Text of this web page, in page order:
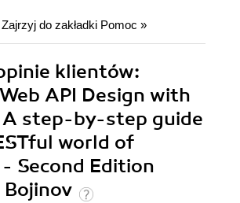
do zakładki Pomoc »
klientów:
API Design with
A step-by-step guide
world of
Second Edition